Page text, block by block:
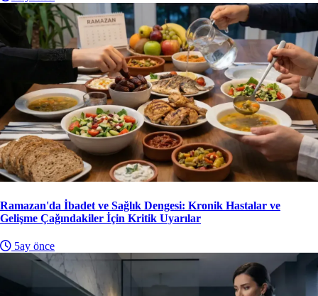
Ramazan'da İbadet ve Sağlık Dengesi: Kronik Hastalar ve
Gelişme Çağındakiler İçin Kritik Uyarılar
5ay önce